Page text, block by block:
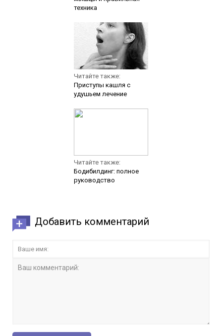
техника
Читайте также:
Приступы кашля с
удушьем лечение
Читайте также:
Бодибилдинг: полное
руководство
Добавить комментарий